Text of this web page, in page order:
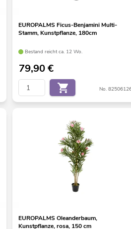
EUROPALMS Ficus-Benjamini Multi-
Stamm, Kunstpflanze, 180cm
Bestand reicht ca. 12 Wo.
79,90€
No.
EUROPALMS Oleanderbaum,
Kunstpflanze, rosa, 150 cm